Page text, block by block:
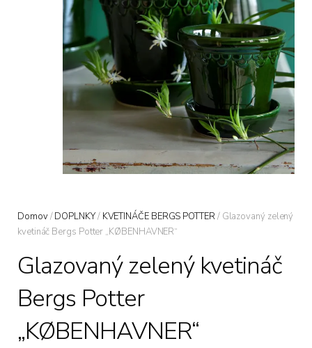
Domov/DOPLNKY/ KVETINÁČE BERGS POTTER/ Glazovaný zelený
kvetináč Bergs Potter „KØBENHAVNER“
Glazovaný zelený kvetináč
Bergs Potter
„KØBENHAVNER“